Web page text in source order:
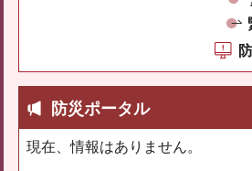
防災ポータル
現在、情報はありません。